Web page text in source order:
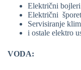
Električni bojleri
Električni
Servisiranje
i ostale elektro
VODA: